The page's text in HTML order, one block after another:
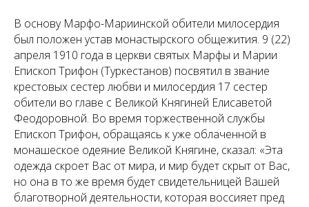
В основу Марфо-Мариинской обители милосердия
был положен устав монастырского общежития. 9 (22)
апреля 1910 года в церкви святых Марфы и Марии
Епископ Трифон (Туркестанов) посвятил в звание
крестовых сестер любви и милосердия 17 сестер
обители во главе с Великой Княгиней Елисаветой
Феодоровной. Во время торжественной службы
Епископ Трифон, обращаясь к уже облаченной в
монашеское одеяние Великой Княгине, сказал: «Эта
одежда скроет Вас от мира, и мир будет скрыт от Вас,
но она в то же время будет свидетельницей Вашей
благотворной деятельности, которая воссияет пред